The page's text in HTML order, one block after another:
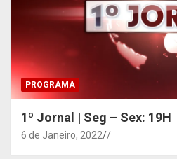
PROGRAMA
1º Jornal | Seg – Sex: 19H
6 de Janeiro, 2022 /